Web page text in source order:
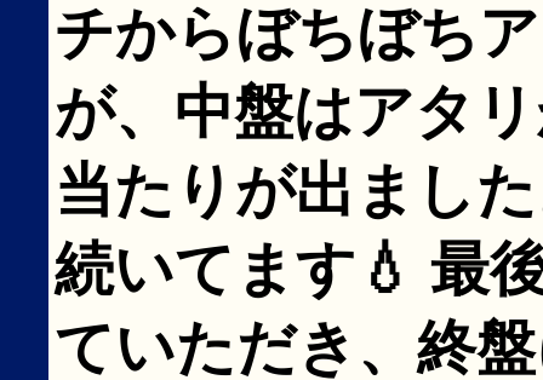
チからぼちぼち
が、中盤はアタ
当たりが出まし
続いてます💧 最
ていただき、終